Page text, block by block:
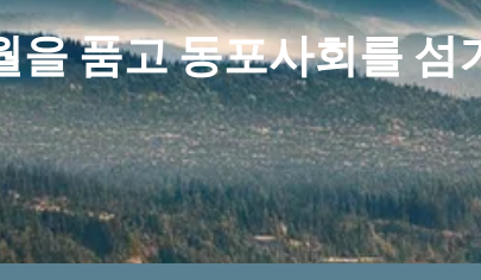
을 품고 동포사회를